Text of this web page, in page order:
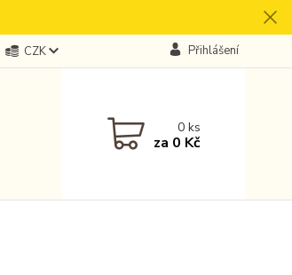
CZK Přihlášení
0ks
za 0 Kč